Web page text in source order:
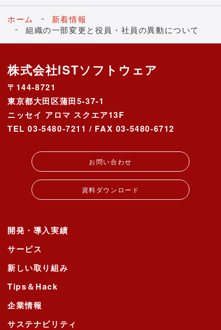
ホーム
新着情報
組織の一部変更と役員・社員の異動について
株式会社ISTソフトウェア
〒144-8721
東京都大田区蒲田5-37-1
ニッセイ アロマ スクエア13F
TEL 03-5480-7211 / FAX 03-5480-6712
お問い合わせ
資料ダウンロード
開発・導入実績
サービス
新しい取り組み
Tips＆Hack
企業情報
サステナビリティ